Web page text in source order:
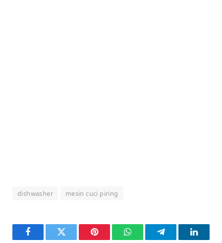
dishwasher mesin cuci piring
FacebookTwitter Pinterest WhatsAppTelegram